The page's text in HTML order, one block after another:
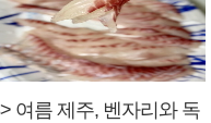
여름 제주, 벤자리와 독